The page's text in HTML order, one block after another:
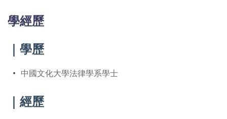
學經歷
｜學歷
中國文化大學法律學系學士
｜經歷